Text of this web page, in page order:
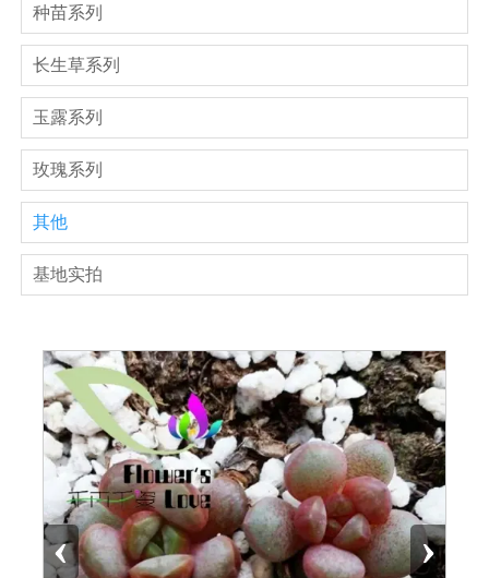
种苗系列
长生草系列
玉露系列
玫瑰系列
其他
基地实拍
‹ ›